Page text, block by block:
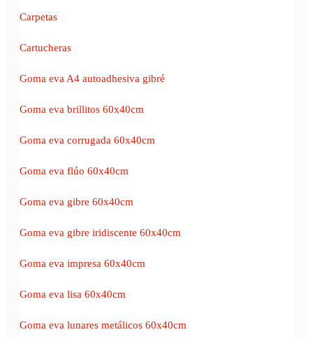
Carpetas
Cartucheras
Goma eva A4 autoadhesiva gibré
Goma eva brillitos 60x40cm
Goma eva corrugada 60x40cm
Goma eva flúo 60x40cm
Goma eva gibre 60x40cm
Goma eva gibre iridiscente 60x40cm
Goma eva impresa 60x40cm
Goma eva lisa 60x40cm
Goma eva lunares metálicos 60x40cm